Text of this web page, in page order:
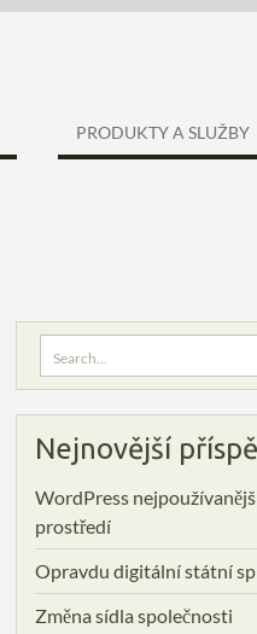
PRODUKTY A SLUŽBY
Search
for:
Nejnovější
WordPress
prostředí
Opravdu digitální státní
Změna sídla společnosti